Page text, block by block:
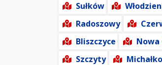
Sułków
Radoszowy
Bliszczyce
Nowa
Szczyty